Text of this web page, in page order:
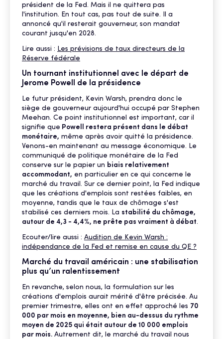
président de la Fed. Mais il ne quittera pas
l'institution. En tout cas, pas tout de suite. Il a
annoncé qu'il resterait gouverneur, son mandat
courant jusqu'en 2028.
Lire aussi : Les prévisions de taux directeurs de la
Réserve fédérale
Un tournant institutionnel avec le départ de
Jerome Powell de la présidence
Le futur président, Kevin Warsh, prendra donc le
siège de gouverneur aujourd'hui occupé par Stephen
Meehan. Ce point institutionnel est important, car il
signifie que Powell restera présent dans le débat
monétaire, même après avoir quitté la présidence.
Venons-en maintenant au message économique. Le
communiqué de politique monétaire de la Fed
conserve sur le papier un biais relativement
accommodant, en particulier en ce qui concerne le
marché du travail. Sur ce dernier point, la Fed indique
que les créations d'emplois sont restées faibles, en
moyenne, tandis que le taux de chômage s'est
stabilisé ces derniers mois. La stabilité du chômage,
autour de 4,3 - 4,4%, ne prête pas vraiment à débat.
Ecouter/lire aussi : Audition de Kevin Warsh :
indépendance de la Fed et remise en cause du QE ?
Marché du travail américain : une stabilisation
plus qu’un ralentissement
En revanche, selon nous, la formulation sur les
créations d'emplois aurait mérité d'être précisée. Au
premier trimestre, elles ont en effet approché les 70
000 par mois en moyenne, bien au-dessus du rythme
moyen de 2025 qui était autour de 10 000 emplois
par mois. Autrement dit, le marché du travail nous